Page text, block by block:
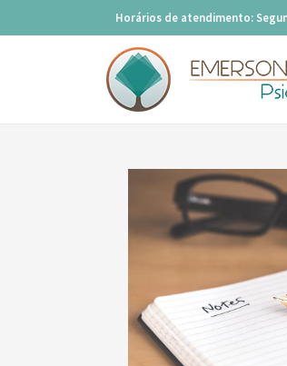
Horários de atendimento: